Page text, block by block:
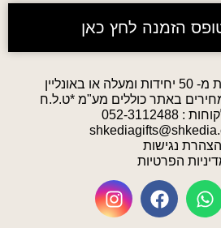
הזמנה לחץ כאן
באונליין
באתר כוללים מע"מ *ט.ל.ח
:
052-3112488
הצהרת נגישות
הפרטיות